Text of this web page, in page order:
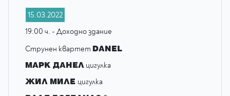
15.03.2022
19:00 ч. - Доходно здание
Струнен квартет DANEL
МАРК ДАНЕЛ цигулка
ЖИЛ МИЛЕ цигулка